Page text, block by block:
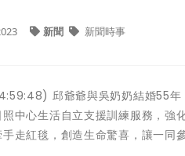
新聞 新聞時事
邱爺爺與吳奶奶結婚55
中心生活自立支援訓練服務，
走紅毯，創造生命驚喜，讓一同